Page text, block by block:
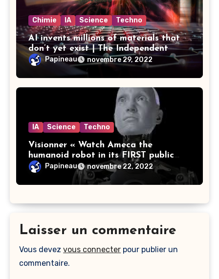
Chimie IA Science Techno
AI invents millions of materials that
don’t yet exist | The Independent
Papineau novembre 29, 2022
IA Science Techno
Visionner « Watch Ameca the
humanoid robot in its FIRST public
demo » sur YouTube
Papineau novembre 22, 2022
Laisser un commentaire
Vous devezvous connecter pour publier un
commentaire.